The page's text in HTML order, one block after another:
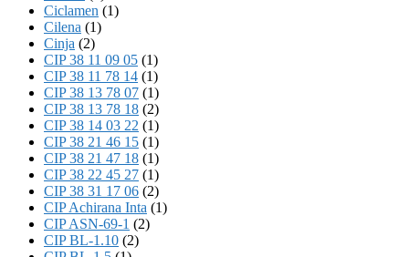
Ciclamen (1)
Cilena (1)
Cinja (2)
CIP 38 11 09 05 (1)
CIP 38 11 78 14 (1)
CIP 38 13 78 07 (1)
CIP 38 13 78 18 (2)
CIP 38 14 03 22 (1)
CIP 38 21 46 15 (1)
CIP 38 21 47 18 (1)
CIP 38 22 45 27 (1)
CIP 38 31 17 06 (2)
CIP Achirana Inta (1)
CIP ASN-69-1 (2)
CIP BL-1.10 (2)